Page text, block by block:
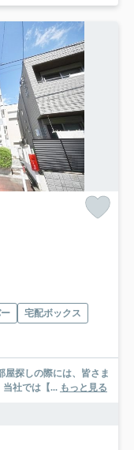
宅配ボックス
社では【... もっと見る